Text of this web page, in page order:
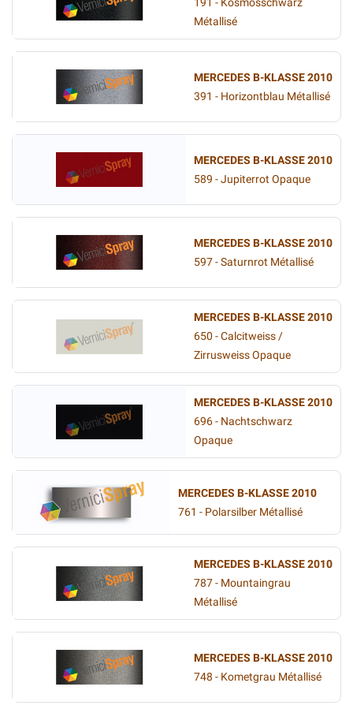
191 - Kosmosschwarz
Métallisé
MERCEDES B-KLASSE 2010
391 - Horizontblau Métallisé
MERCEDES B-KLASSE 2010
589 - Jupiterrot Opaque
MERCEDES B-KLASSE 2010
597 - Saturnrot Métallisé
MERCEDES B-KLASSE 2010
650 - Calcitweiss /
Zirrusweiss Opaque
MERCEDES B-KLASSE 2010
696 - Nachtschwarz
Opaque
MERCEDES B-KLASSE 2010
761 - Polarsilber Métallisé
MERCEDES B-KLASSE 2010
787 - Mountaingrau
Métallisé
MERCEDES B-KLASSE 2010
748 - Kometgrau Métallisé